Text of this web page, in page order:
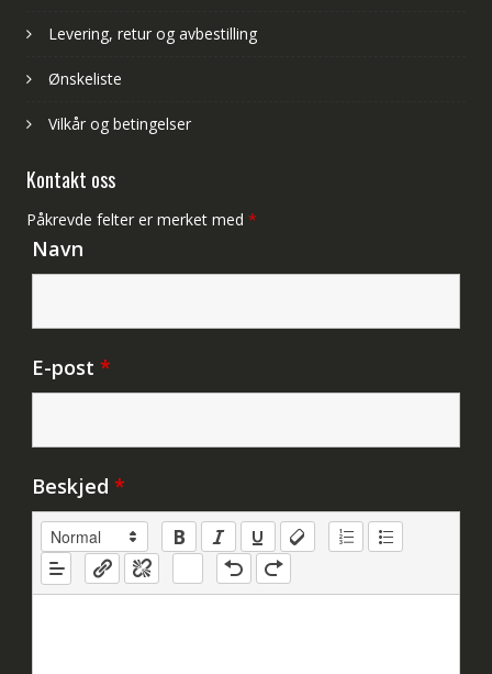
Levering, retur og avbestilling
Ønskeliste
Vilkår og betingelser
Kontakt oss
Påkrevde felter er merket med *
Navn
E-post *
Beskjed *